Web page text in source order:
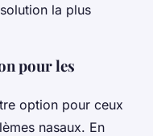
la plus
pour les
option pour ceux
nasaux. En